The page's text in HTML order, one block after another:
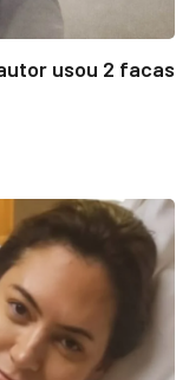
usou 2 facas